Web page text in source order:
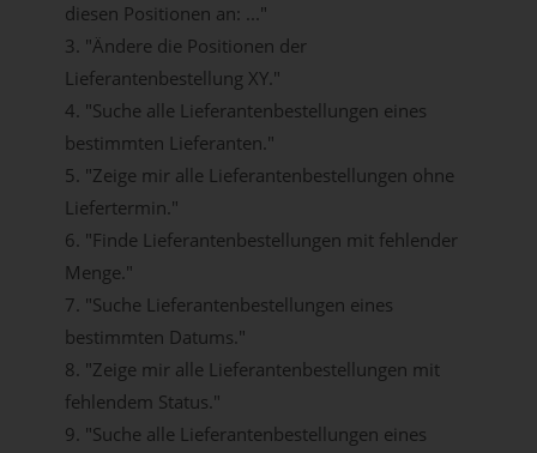
diesen Positionen an: ..."
3. "Ändere die Positionen der
Lieferantenbestellung XY."
4. "Suche alle Lieferantenbestellungen eines
bestimmten Lieferanten."
5. "Zeige mir alle Lieferantenbestellungen ohne
Liefertermin."
6. "Finde Lieferantenbestellungen mit fehlender
Menge."
7. "Suche Lieferantenbestellungen eines
bestimmten Datums."
8. "Zeige mir alle Lieferantenbestellungen mit
fehlendem Status."
9. "Suche alle Lieferantenbestellungen eines